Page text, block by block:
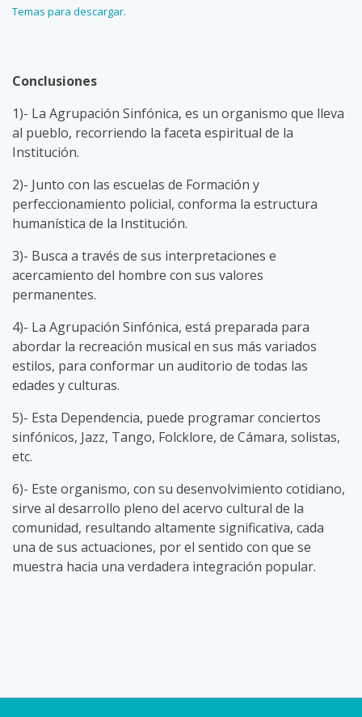
Temas para descargar.
Conclusiones
1)- La Agrupación Sinfónica, es un organismo que lleva
al pueblo, recorriendo la faceta espiritual de la
Institución.
2)- Junto con las escuelas de Formación y
perfeccionamiento policial, conforma la estructura
humanística de la Institución.
3)- Busca a través de sus interpretaciones e
acercamiento del hombre con sus valores
permanentes.
4)- La Agrupación Sinfónica, está preparada para
abordar la recreación musical en sus más variados
estilos, para conformar un auditorio de todas las
edades y culturas.
5)- Esta Dependencia, puede programar conciertos
sinfónicos, Jazz, Tango, Folcklore, de Cámara, solistas,
etc.
6)- Este organismo, con su desenvolvimiento cotidiano,
sirve al desarrollo pleno del acervo cultural de la
comunidad, resultando altamente significativa, cada
una de sus actuaciones, por el sentido con que se
muestra hacia una verdadera integración popular.